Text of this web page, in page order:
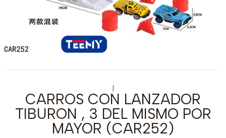
|
CARROS CON LANZADOR
TIBURON , 3 DEL MISMO POR
MAYOR (CAR252)